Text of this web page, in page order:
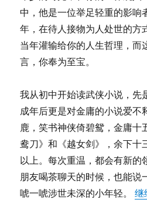
双
拼
域
中，他是一位举足轻重的影响
年，在待人接物为人处世的方
当年灌输给你的人生哲理，而
言，你奉为至宝。
我从初中开始读武侠小说，先
成年后更是对金庸的小说爱不
鹿，笑书神侠倚碧鸳，金庸十
鸯刀》和《越女剑》，余下十
以上。每次重温，都会有新的
朋友喝茶聊天的时候，也能说
唬一唬涉世未深的小年轻。继